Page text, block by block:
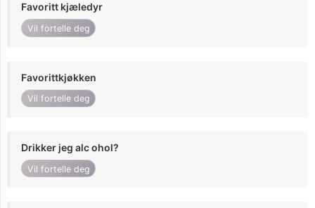
Favoritt kjæledyr
Vil fortelle deg
Favorittkjøkken
Vil fortelle deg
Drikker jeg alc ohol?
Vil fortelle deg